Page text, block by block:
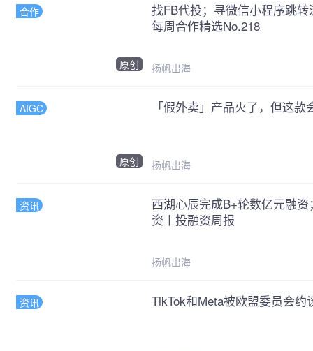
合作
原创
找FB代投；寻微信小程序跳
每周合作精选No.218
扬帆出海
AIGC
原创
「假外卖」产品火了，但这
扬帆出海
资讯
西湖心辰完成B+轮数亿元融
资丨投融资周报
扬帆出海
资讯 TikTok和Meta被欧盟委员会约